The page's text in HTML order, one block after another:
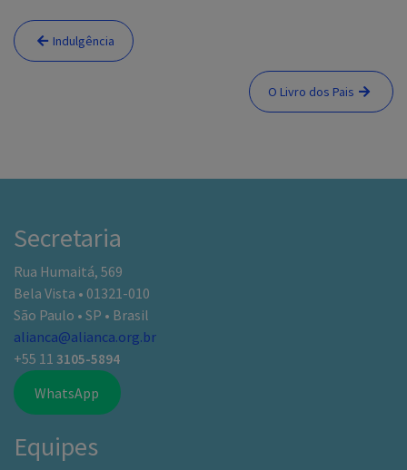
Navegação
de
Indulgência
O Livro dos Pais
Secretaria
Rua Humaitá, 569
Bela Vista • 01321-010
São Paulo • SP • Brasil
alianca@alianca.org.br
+55 11 3105-5894
WhatsApp
Equipes